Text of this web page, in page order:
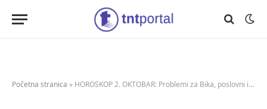
Početna stranica » HOROSKOP 2. OKTOBAR: Problemi za Bika, poslovni izazovi za Lava, teškoće za Ribe